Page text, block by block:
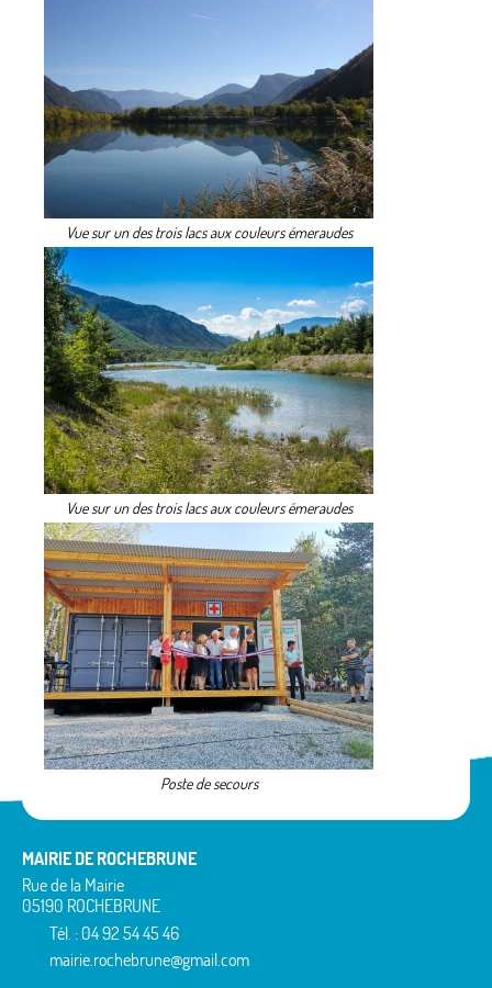
Vue sur un des trois lacs aux couleurs émeraudes
Vue sur un des trois lacs aux couleurs émeraudes
Poste de secours
MAIRIE DE ROCHEBRUNE
Rue de la Mairie
05190 ROCHEBRUNE
Tél. : 04 92 54 45 46
mairie.rochebrune@gmail.com